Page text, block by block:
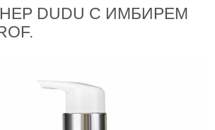
DUDU С ИМБИРЕМ